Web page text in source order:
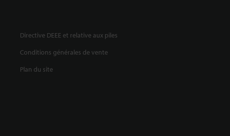
Directive DEEE et relative aux piles
Conditions générales de vente
Plan du site